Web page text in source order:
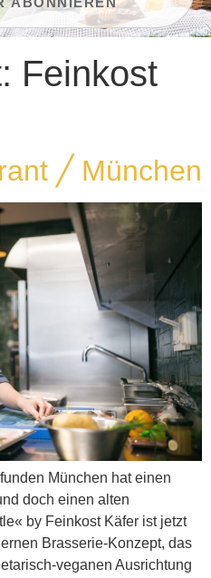
Feinkost
╱ München
München hat einen
doch einen alten
by Feinkost Käfer ist jetzt
Brasserie-Konzept, das
veganen Ausrichtung